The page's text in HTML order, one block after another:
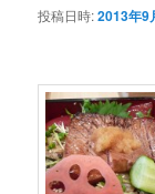
投稿日時:2013年9